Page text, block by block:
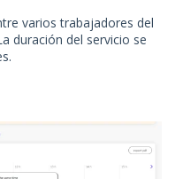
varios trabajadores del
duración del servicio se